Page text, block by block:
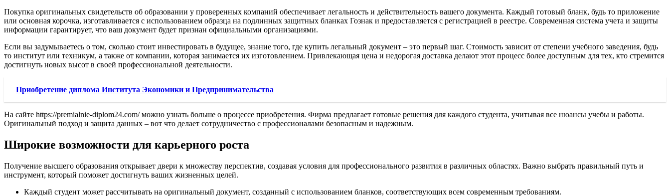
Покупка оригинальных свидетельств об образовании у проверенных компаний обеспечивает легальность и действительность вашего документа. Каждый готовый бланк, будь то приложение
или основная корочка, изготавливается с использованием образца на подлинных защитных бланках Гознак и предоставляется с регистрацией в реестре. Современная система учета и защиты
информации гарантирует, что ваш документ будет признан официальными организациями.
Если вы задумываетесь о том, сколько стоит инвестировать в будущее, знание того, где купить легальный документ – это первый шаг. Стоимость зависит от степени учебного заведения, будь
то институт или техникум, а также от компании, которая занимается их изготовлением. Привлекающая цена и недорогая доставка делают этот процесс более доступным для тех, кто стремится
достигнуть новых высот в своей профессиональной деятельности.
Приобретение диплома Института Экономики и Предпринимательства
На сайте https://premialnie-diplom24.com/ можно узнать больше о процессе приобретения. Фирма предлагает готовые решения для каждого студента, учитывая все нюансы учебы и работы.
Оригинальный подход и защита данных – вот что делает сотрудничество с профессионалами безопасным и надежным.
Широкие возможности для карьерного роста
Получение высшего образования открывает двери к множеству перспектив, создавая условия для профессионального развития в различных областях. Важно выбрать правильный путь и
инструмент, который поможет достигнуть ваших жизненных целей.
Каждый студент может рассчитывать на оригинальный документ, созданный с использованием бланков, соответствующих всем современным требованиям.